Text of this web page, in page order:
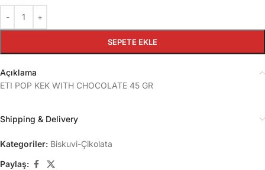
SEPETE EKLE
Açıklama
ETI POP KEK WITH CHOCOLATE 45 GR
Shipping & Delivery
Kategoriler: Biskuvi-Çikolata
Paylaş: